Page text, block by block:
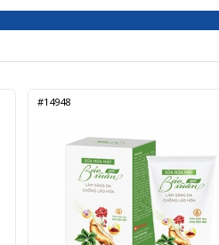
#14948